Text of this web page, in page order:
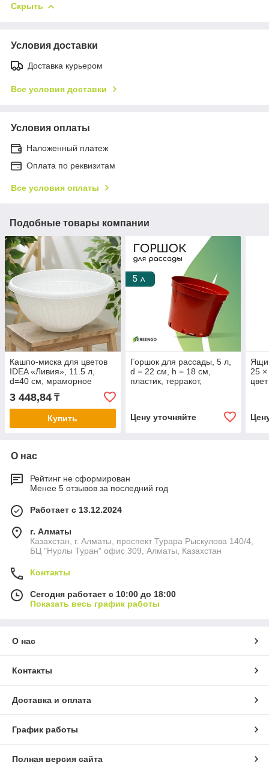
Скрыть
Условия доставки
Доставка курьером
Все условия доставки
Условия оплаты
Наложенный платеж
Оплата по реквизитам
Все условия оплаты
Подобные товары компании
Кашпо-миска для цветов
IDEA «Ливия», 11.5 л,
d=40 см, мраморное
3 448,84 ₸
Купить
Горшок для рассады, 5 л,
d = 22 см, h = 18 см,
пластик, терракот,
Цену уточняйте
25 ×
О нас
Рейтинг не сформирован
Менее 5 отзывов за последний год
Работает с 13.12.2024
г. Алматы
Казахстан, г. Алматы, проспект Турара Рыскулова 140/4,
БЦ "Нурлы Туран" офис 309, Алматы, Казахстан
Контакты
Сегодня работает с 10:00 до 18:00
Показать весь график работы
О нас
Контакты
Доставка и оплата
График работы
Полная версия сайта